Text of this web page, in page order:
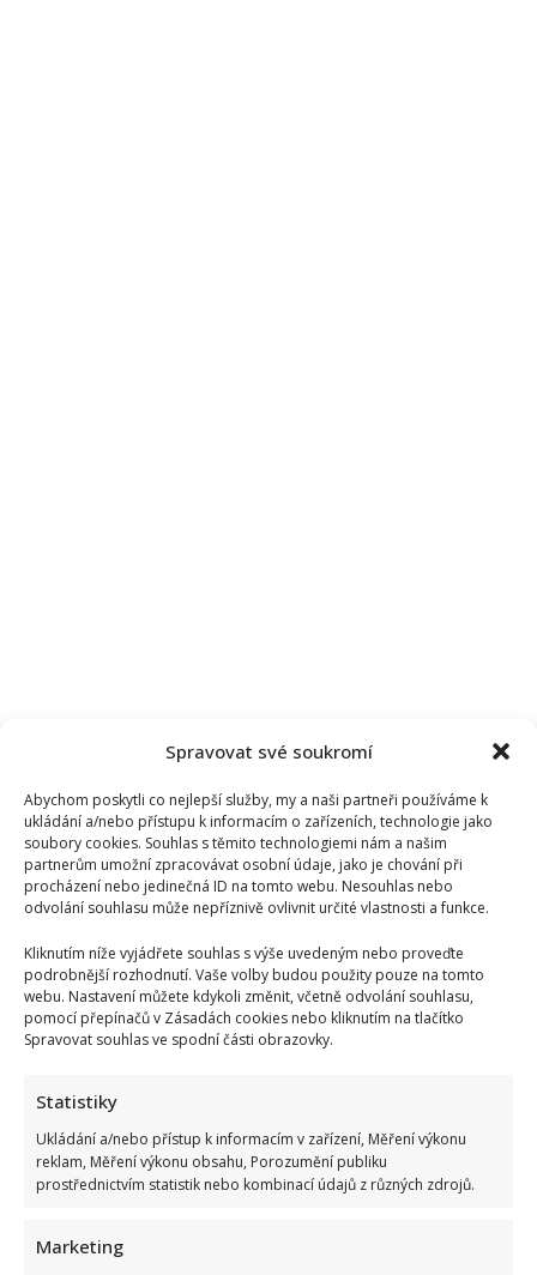
Spravovat své soukromí
Abychom poskytli co nejlepší služby, my a naši partneři používáme k
ukládání a/nebo přístupu k informacím o zařízeních, technologie jako
soubory cookies. Souhlas s těmito technologiemi nám a našim
partnerům umožní zpracovávat osobní údaje, jako je chování při
procházení nebo jedinečná ID na tomto webu. Nesouhlas nebo
odvolání souhlasu může nepříznivě ovlivnit určité vlastnosti a funkce.
Kliknutím níže vyjádřete souhlas s výše uvedeným nebo proveďte
podrobnější rozhodnutí. Vaše volby budou použity pouze na tomto
webu. Nastavení můžete kdykoli změnit, včetně odvolání souhlasu,
pomocí přepínačů v Zásadách cookies nebo kliknutím na tlačítko
Spravovat souhlas ve spodní části obrazovky.
Statistiky
Ukládání a/nebo přístup k informacím v zařízení, Měření výkonu
reklam, Měření výkonu obsahu, Porozumění publiku
prostřednictvím statistik nebo kombinací údajů z různých zdrojů.
Marketing